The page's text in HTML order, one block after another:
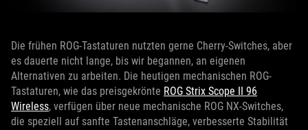
Die frühen ROG-Tastaturen nutzten gerne Cherry-Switches, aber
es dauerte nicht lange, bis wir begannen, an eigenen
Alternativen zu arbeiten. Die heutigen mechanischen ROG-
Tastaturen, wie das preisgekrönte ROG Strix Scope II 96
Wireless, verfügen über neue mechanische ROG NX-Switches,
die speziell auf sanfte Tastenanschläge, verbesserte Stabilität